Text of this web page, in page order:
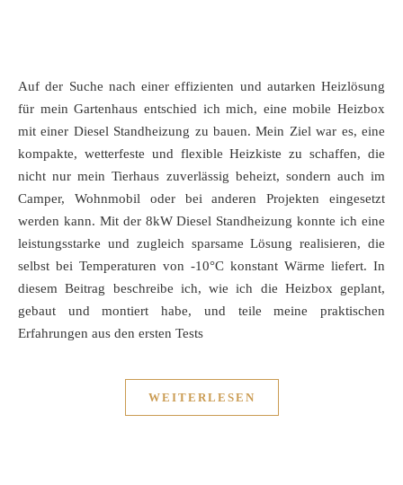
Auf der Suche nach einer effizienten und autarken Heizlösung
für mein Gartenhaus entschied ich mich, eine mobile Heizbox
mit einer Diesel Standheizung zu bauen. Mein Ziel war es, eine
kompakte, wetterfeste und flexible Heizkiste zu schaffen, die
nicht nur mein Tierhaus zuverlässig beheizt, sondern auch im
Camper, Wohnmobil oder bei anderen Projekten eingesetzt
werden kann. Mit der 8kW Diesel Standheizung konnte ich eine
leistungsstarke und zugleich sparsame Lösung realisieren, die
selbst bei Temperaturen von -10°C konstant Wärme liefert. In
diesem Beitrag beschreibe ich, wie ich die Heizbox geplant,
gebaut und montiert habe, und teile meine praktischen
Erfahrungen aus den ersten Tests
WEITERLESEN